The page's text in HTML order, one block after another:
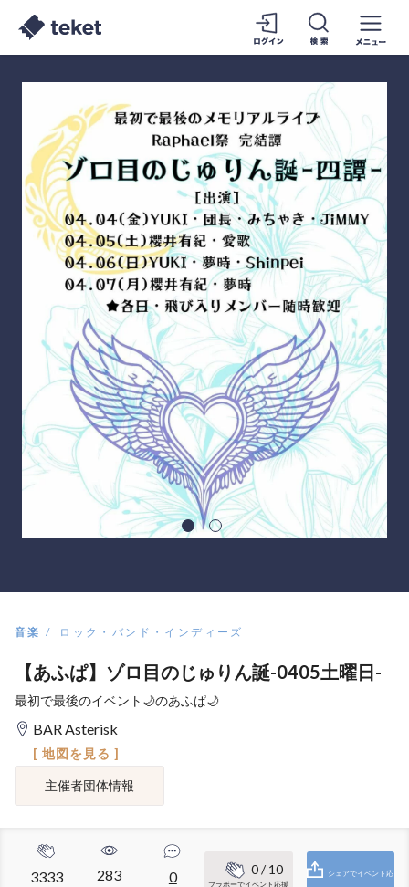
音楽 ロック・バンド・インディーズ
【あふぱ】ゾロ目のじゅりん誕-0405土曜日-
最初で最後のイベント🌙のあふぱ🌙
BAR Asterisk
[ 地図を見る ]
主催者団体情報
3333 283 0 0/ 10
ブラボーでイベント応援
シェアでイベント応